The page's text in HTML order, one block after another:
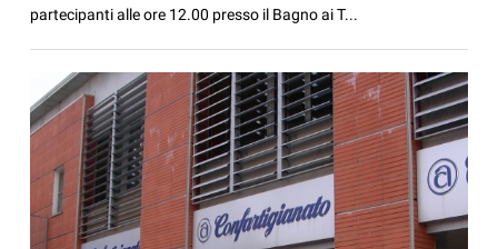
partecipanti alle ore 12.00 presso il Bagno ai T...